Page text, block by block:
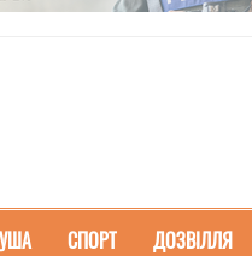
СПОРТ ДОЗВІЛЛЯ